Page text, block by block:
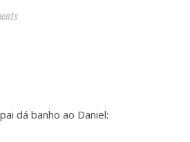
dá banho ao Daniel: